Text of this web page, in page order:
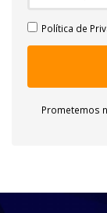
Política de
Prometemos